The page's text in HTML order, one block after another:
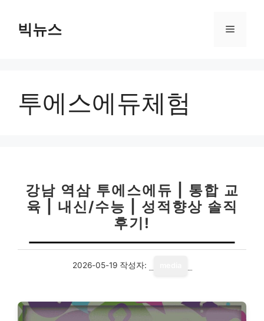
빅뉴스 메
투에스에듀체험
강남 역삼 투에스에듀 | 통합 교
육 | 내신/수능 | 성적향상 솔직
후기!
2026-05-19 작성자: